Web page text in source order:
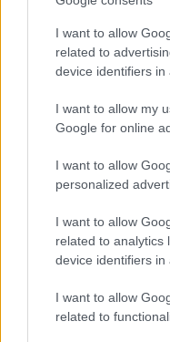
I want to allow
related to
device identifiers in
I want to allow my
Google for online
I want to allow
personalized
I want to allow
related to analytics
device identifiers in
I want to allow
related to
A darab olyan
emléket mint,Edith
Gilbert Bécaudés
örökzöldjeiken
Győri Balett az
külföldi előadáson
Kodálycímű
koreográfusa,
magyar zeneszerző
Táncfesztivál
rendszeresen